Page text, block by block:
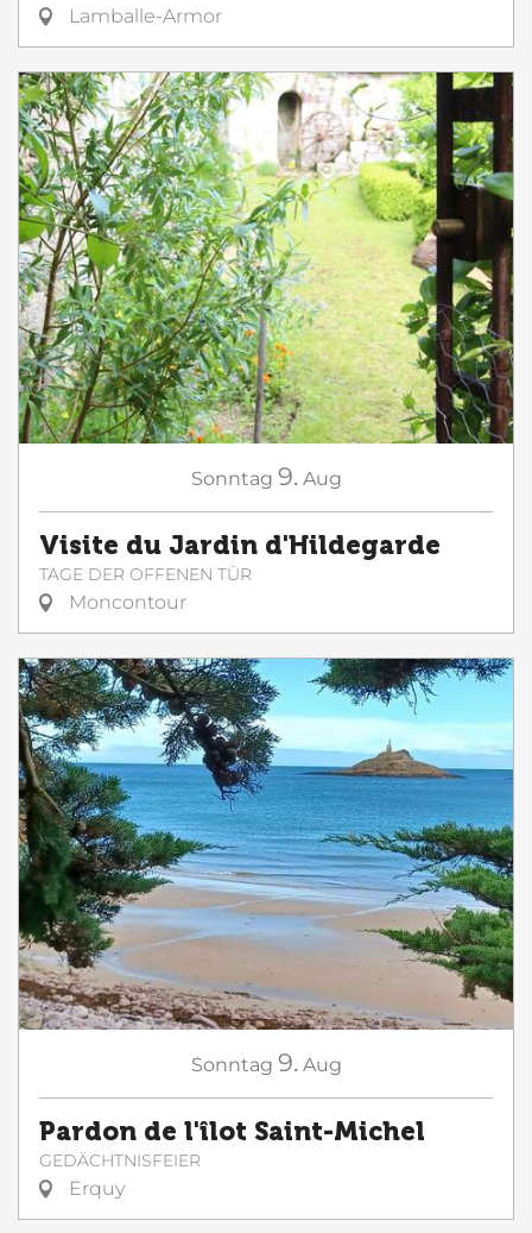
Lamballe-Armor
Sonntag 9. Aug
Visite du Jardin d'Hildegarde
TAGE DER OFFENEN TÜR
Moncontour
Sonntag 9. Aug
Pardon de l'îlot Saint-Michel
GEDÄCHTNISFEIER
Erquy